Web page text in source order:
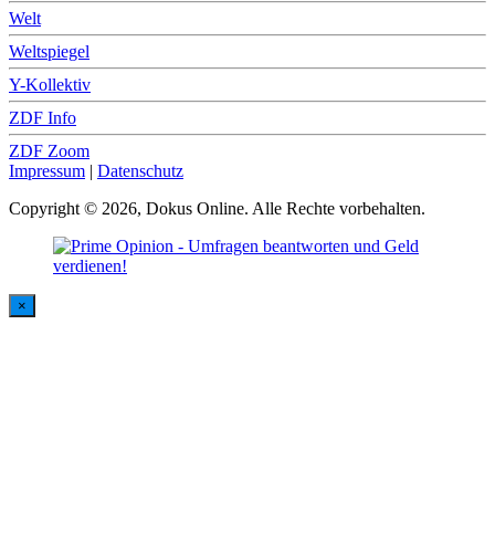
Welt
Weltspiegel
Y-Kollektiv
ZDF Info
ZDF Zoom
Impressum | Datenschutz
Copyright © 2026, Dokus Online. Alle Rechte vorbehalten.
×